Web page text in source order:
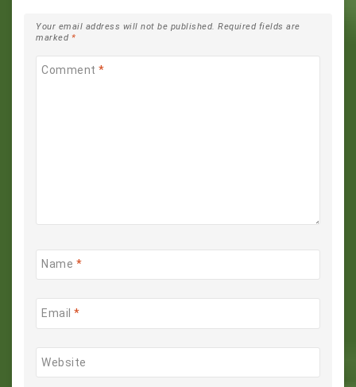
Your email address will not be published. Required fields are
marked *
Comment *
Name *
Email *
Website